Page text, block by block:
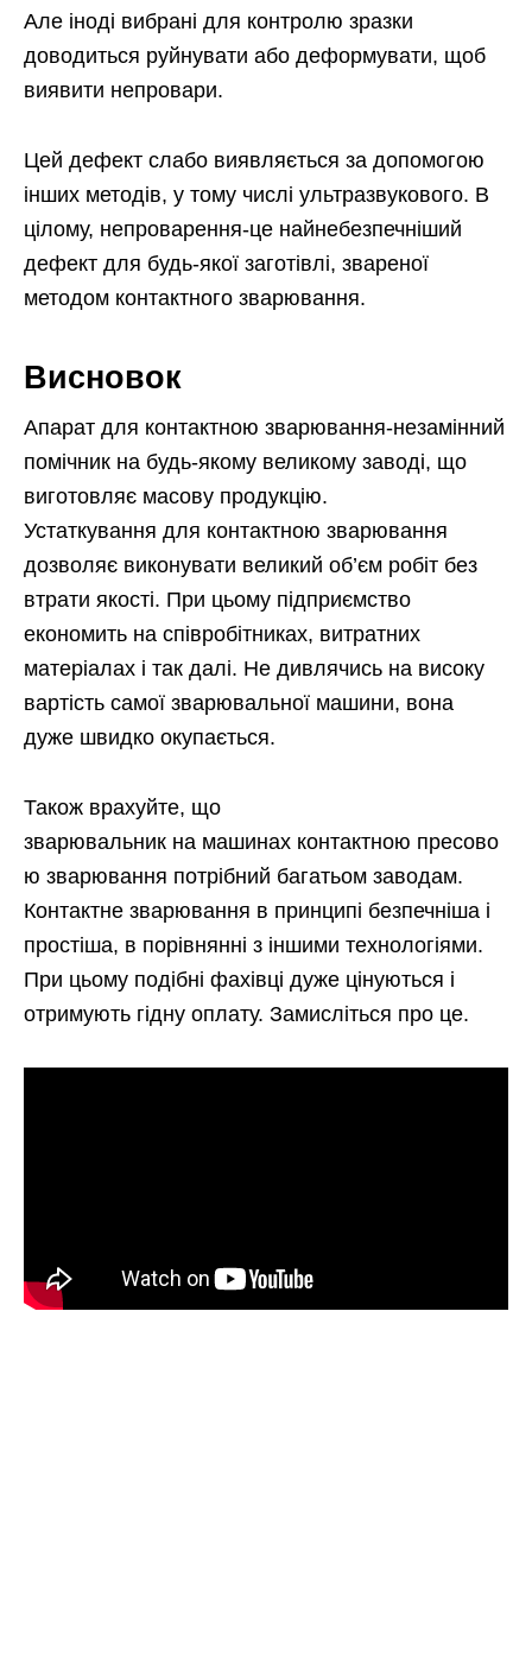
Але іноді вибрані для контролю зразки
доводиться руйнувати або деформувати, щоб
виявити непровари.
Цей дефект слабо виявляється за допомогою
інших методів, у тому числі ультразвукового. В
цілому, непроварення-це найнебезпечніший
дефект для будь-якої заготівлі, звареної
методом контактного зварювання.
Висновок
Апарат для контактною зварювання-незамінний
помічник на будь-якому великому заводі, що
виготовляє масову продукцію.
Устаткування для контактною зварювання
дозволяє виконувати великий об’єм робіт без
втрати якості. При цьому підприємство
економить на співробітниках, витратних
матеріалах і так далі. Не дивлячись на високу
вартість самої зварювальної машини, вона
дуже швидко окупається.
Також врахуйте, що
зварювальник на машинах контактною пресово
ю зварювання потрібний багатьом заводам.
Контактне зварювання в принципі безпечніша і
простіша, в порівнянні з іншими технологіями.
При цьому подібні фахівці дуже цінуються і
отримують гідну оплату. Замисліться про це.